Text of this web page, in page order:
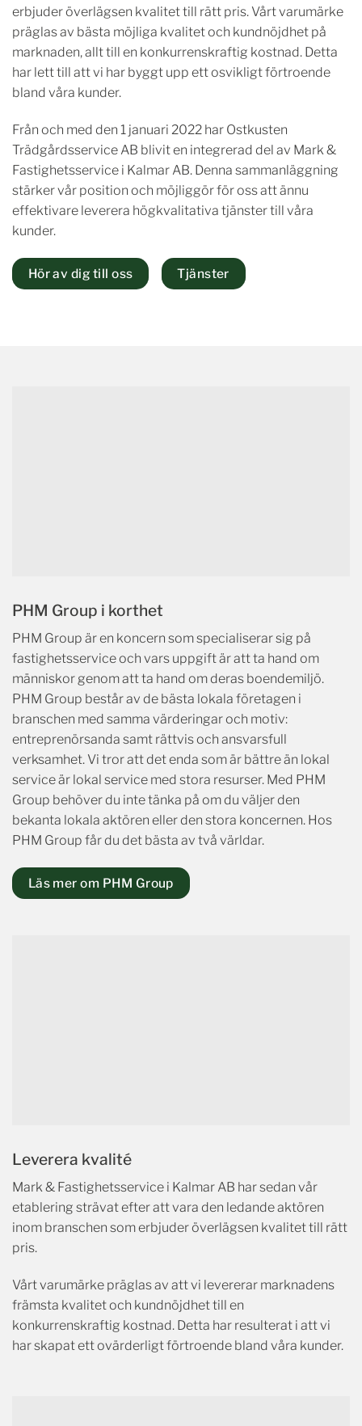
erbjuder överlägsen kvalitet till rätt pris. Vårt varumärke
präglas av bästa möjliga kvalitet och kundnöjdhet på
marknaden, allt till en konkurrenskraftig kostnad. Detta
har lett till att vi har byggt upp ett osvikligt förtroende
bland våra kunder.
Från och med den 1 januari 2022 har Ostkusten
Trädgårdsservice AB blivit en integrerad del av Mark &
Fastighetsservice i Kalmar AB. Denna sammanläggning
stärker vår position och möjliggör för oss att ännu
effektivare leverera högkvalitativa tjänster till våra
kunder.
Hör av dig till oss Tjänster
PHM Group i korthet
PHM Group är en koncern som specialiserar sig på
fastighetsservice och vars uppgift är att ta hand om
människor genom att ta hand om deras boendemiljö.
PHM Group består av de bästa lokala företagen i
branschen med samma värderingar och motiv:
entreprenörsanda samt rättvis och ansvarsfull
verksamhet. Vi tror att det enda som är bättre än lokal
service är lokal service med stora resurser. Med PHM
Group behöver du inte tänka på om du väljer den
bekanta lokala aktören eller den stora koncernen. Hos
PHM Group får du det bästa av två världar.
Läs mer om PHM Group
Leverera kvalité
Mark & Fastighetsservice i Kalmar AB har sedan vår
etablering strävat efter att vara den ledande aktören
inom branschen som erbjuder överlägsen kvalitet till rätt
pris.
Vårt varumärke präglas av att vi levererar marknadens
främsta kvalitet och kundnöjdhet till en
konkurrenskraftig kostnad. Detta har resulterat i att vi
har skapat ett ovärderligt förtroende bland våra kunder.